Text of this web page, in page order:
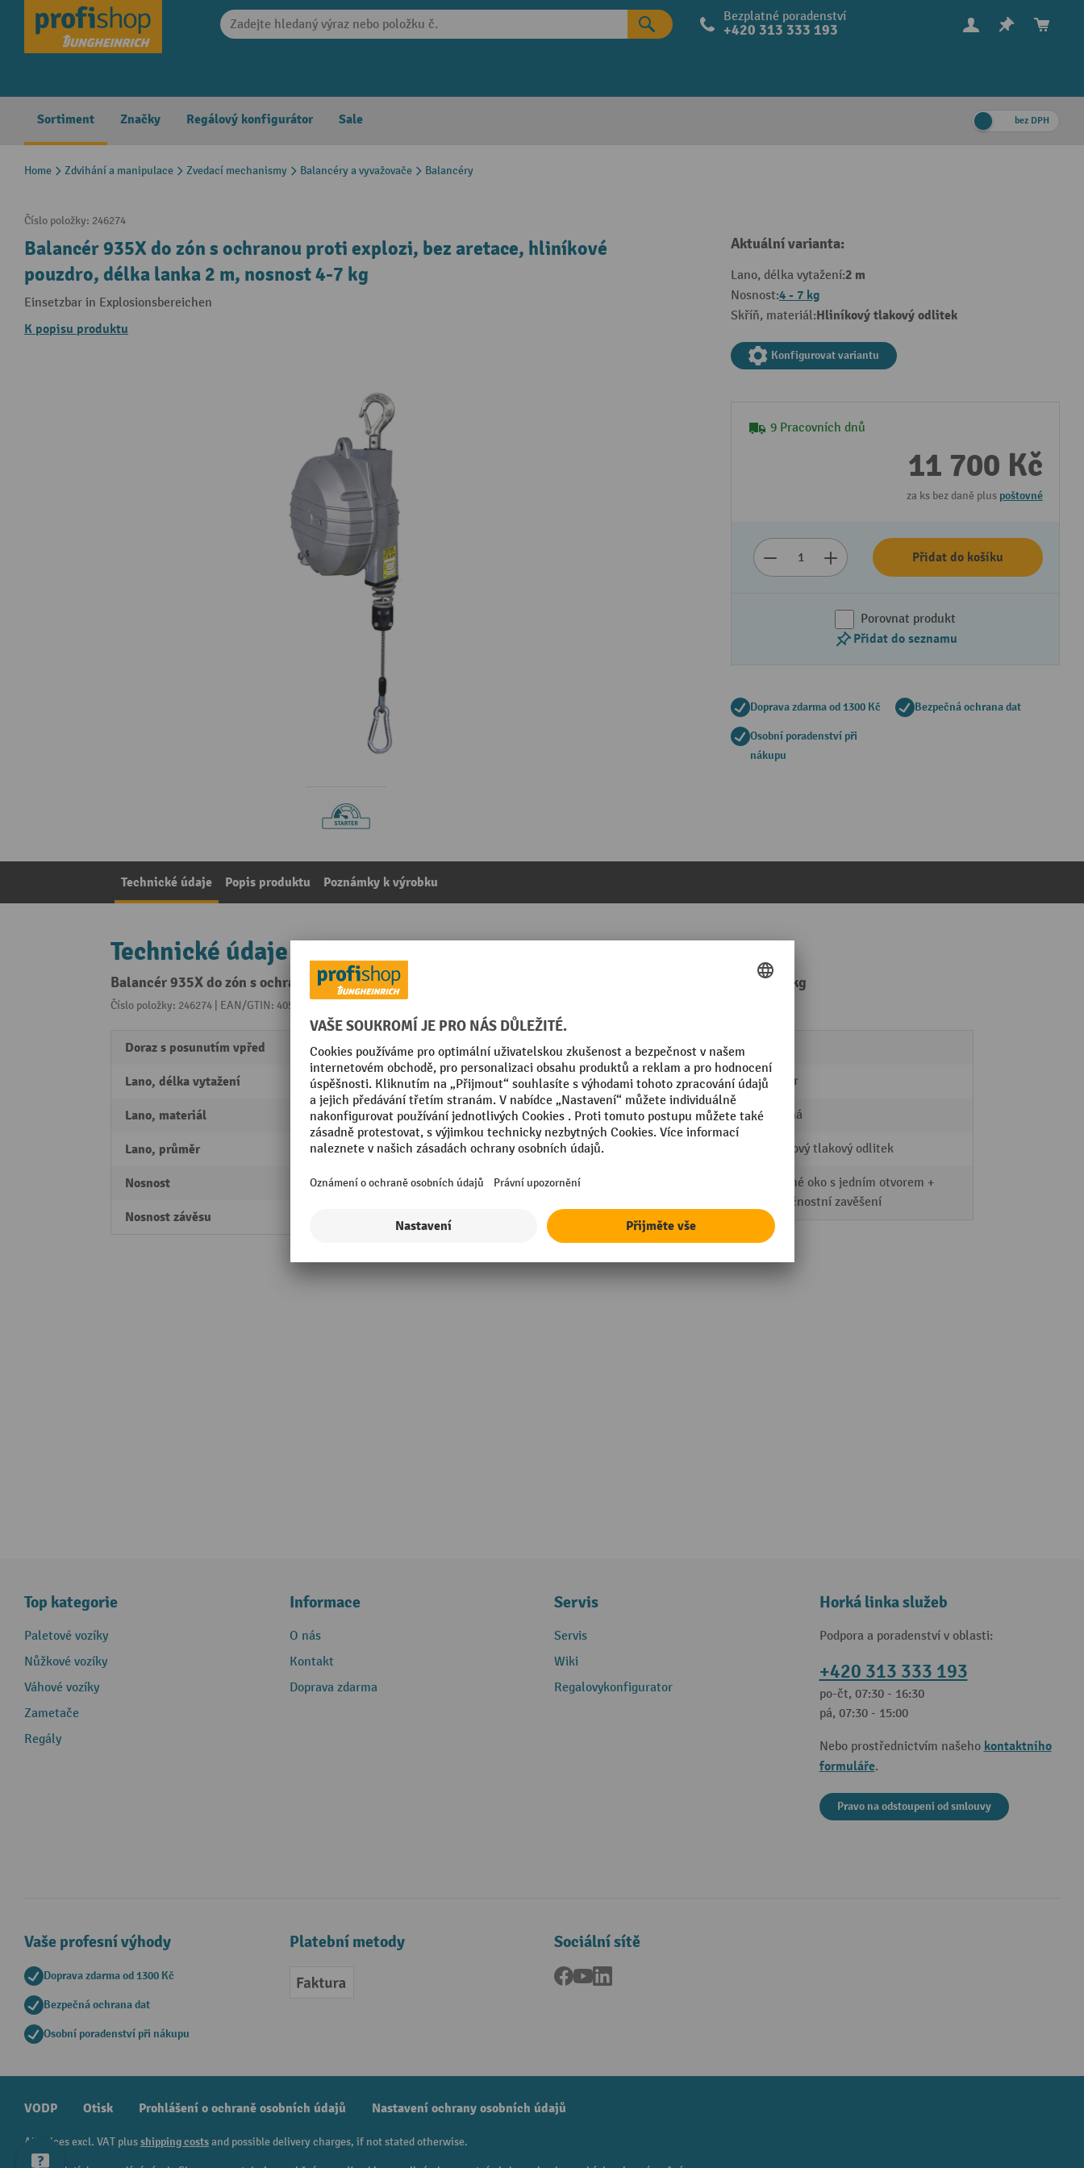
Skip to main navigation Bezplatné poradenství
+420 313 333 193
Sortiment Značky Regálový konfigurátor Sale bez DPH
Home Zdvihání a manipulace Zvedací mechanismy Balancéry a vyvažovače Balancéry
Číslo položky: 246274
Balancér 935X do zón s ochranou proti explozi, bez aretace, hliníkové
pouzdro, délka lanka 2 m, nosnost 4-7 kg
Einsetzbar in Explosionsbereichen
K popisu produktu
Aktuální varianta:
Lano, délka vytažení:2 m
Nosnost:4 - 7 kg
Skříň, materiál:Hliníkový tlakový odlitek
Konfigurovat variantu
9 Pracovních dnů
11 700 Kč
za ks bez daně plus poštovné
Přidat do košíku
Porovnat produkt
Přidat do seznamu
Doprava zdarma od 1300 Kč Bezpečná ochrana dat
Osobní poradenství při
nákupu
Technické údaje Popis produktu Poznámky k výrobku
Technické údaje
Balancér 935X do zón s ochranou proti explozi, bez aretace, hliníkové pouzdro, délka lanka 2 m, nosnost 4-7 kg
Číslo položky: 246274 | EAN/GTIN: 4055091232065
Doraz s posunutím vpřed Ano
Lano, délka vytažení 2 m
Lano, materiál ušlechtilá ocel
Lano, průměr 3 mm
Nosnost 4 - 7 kg
Nosnost závěsu
Pohotovostní hmotnost
Segmentu Startér
Skříň, barva stříbrná
Skříň, materiál Hliníkový tlakový odlitek
Závěs rámu
Závěsné oko s jedním otvorem +
bezpečnostní zavěšení
Top kategorie
Paletové vozíky
Nůžkové vozíky
Váhové vozíky
Zametače
Regály
Informace
O nás
Kontakt
Doprava zdarma
Servis
Servis
Wiki
Regalovykonfigurator
Horká linka služeb
Podpora a poradenství v oblasti:
+420 313 333 193
po-čt, 07:30 - 16:30
pá, 07:30 - 15:00
Nebo prostřednictvím našeho kontaktního
formuláře.
Pravo na odstoupeni od smlouvy
Vaše profesní výhody
Doprava zdarma od 1300 Kč
Bezpečná ochrana dat
Osobní poradenství při nákupu
Platební metody
Faktura
Sociální sítě
Facebook
YouTube
VODP Otisk Prohlášení o ochraně osobních údajů Nastavení ochrany osobních údajů
All prices excl. VAT plusshipping costsand possible delivery charges, if not stated otherwise.